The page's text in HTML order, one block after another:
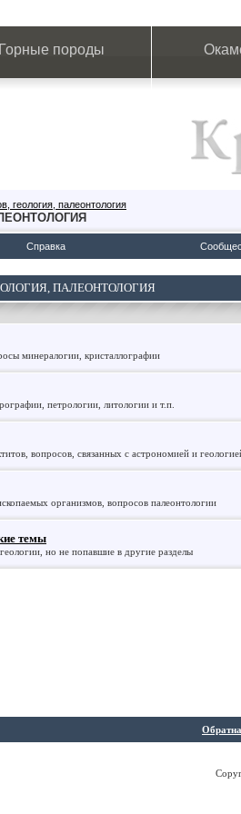
Горные породы
геология, палеонтология
Справка
ПАЛЕОНТОЛОГИЯ
минералогии, кристаллографии
петрологии, литологии и т.п.
вопросов, связанных с астрономией и
организмов, вопросов палеонтологии
темы
но не попавшие в другие разделы